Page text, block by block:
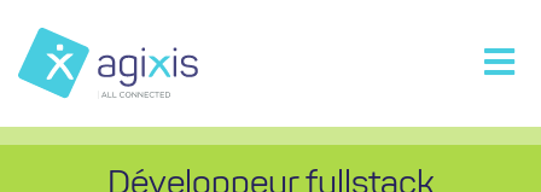
Développeur fullstack